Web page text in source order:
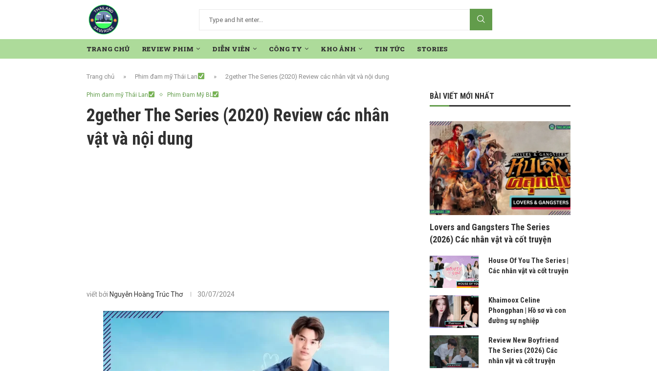
TRANG CHỦ REVIEW PHIM DIỄN VIÊN CÔNG TY KHO ẢNH TIN TỨC STORIES
Trang chủ » Phim đam mỹ Thái Lan » 2gether The Series (2020) Review các nhân vật và nội dung
Phim đam mỹ Thái Lan Phim Đam Mỹ BL
2gether The Series (2020) Review các nhân
vật và nội dung
viết bởi Nguyễn Hoàng Trúc Thơ 30/07/2024
BÀI VIẾT MỚI NHẤT
Lovers and Gangsters The Series
(2026) Các nhân vật và cốt truyện
House Of You The Series |
Các nhân vật và cốt truyện
Khaimoox Celine
Phongphan | Hồ sơ và con
đường sự nghiệp
Review New Boyfriend
The Series (2026) Các
nhân vật và cốt truyện